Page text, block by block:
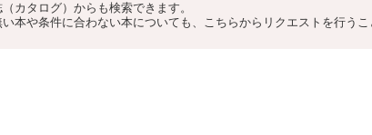
カタログ）からも検索できます。
本や条件に合わない本についても、こちらからリクエストを行うこ